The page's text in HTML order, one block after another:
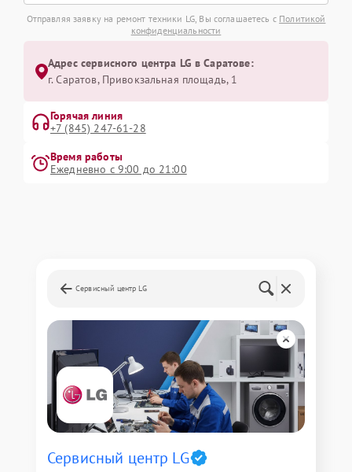
Отправляя заявку на ремонт техники LG, Вы соглашаетесь с Политикой
конфиденциальности
Адрес сервисного центра LG в Саратове:
г. Саратов, Привокзальная площадь, 1
Горячая линия
+7 (845) 247-61-28
Время работы
Ежедневно с 9:00 до 21:00
Сервисный центр LG
Сервисный центр LG